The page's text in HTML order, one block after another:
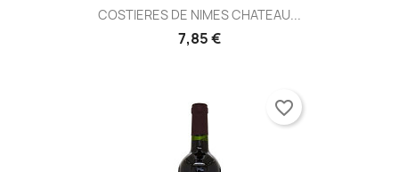
COSTIERES DE NIMES CHATEAU...
7,85 €
favorite_border